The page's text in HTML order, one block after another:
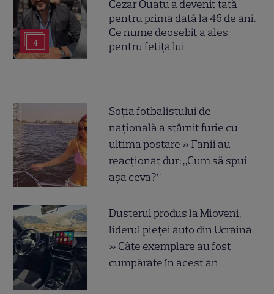
4
Cezar Ouatu a devenit tată
pentru prima dată la 46 de ani.
Ce nume deosebit a ales
pentru fetița lui
Soția fotbalistului de
națională a stârnit furie cu
ultima postare » Fanii au
reacționat dur: „Cum să spui
așa ceva?”
Dusterul produs la Mioveni,
liderul pieței auto din Ucraina
» Câte exemplare au fost
cumpărate în acest an